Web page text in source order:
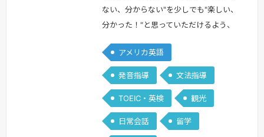
ない、分からない"を少しでも"楽しい、
分かった！"と思っていただけるよう、
サポートできたら良いなと思っておりま
す！【私について】プロフィールを見て
いただきありがとうございます！私は外
国語大学で主に英語を専攻し、ネイティ
ブの授業を受けたり、英語文法を分析し
理解を深める授業などを受けておりまし
アメリカ英語
発音指導 文法指導
TOEIC・英検 観光
日常会話 留学